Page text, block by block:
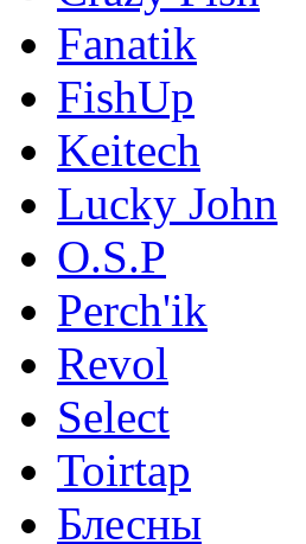
Fanatik
FishUp
Keitech
Lucky John
O.S.P
Perch'ik
Revol
Select
Toirtap
Блесны